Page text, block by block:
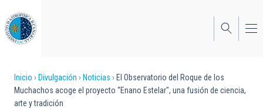
al
contenido
principal
Sobrescribir
enlaces
Inicio Divulgación Noticias
El Observatorio del Roque de los
Muchachos acoge el proyecto “Enano Estelar", una fusión de ciencia,
arte y tradición